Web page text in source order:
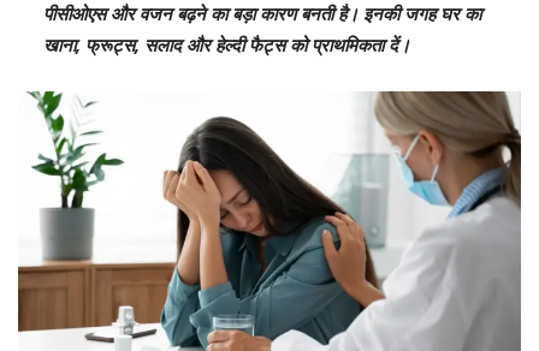
पीसीओएस और वजन बढ़ने का बड़ा कारण बनती है। इनकी जगह घर का
खाना, फ्रूट्स, सलाद और हेल्दी फैट्स को प्राथमिकता दें।